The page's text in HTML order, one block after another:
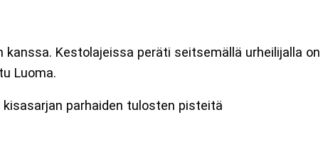
Kestolajeissa peräti seitsemällä urheilijalla on
Luoma.
parhaiden tulosten pisteitä